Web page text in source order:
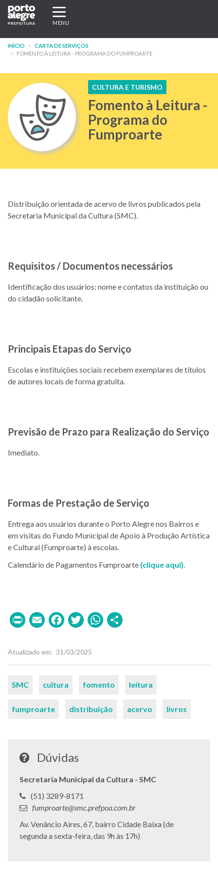
Pular
para
conteúdo
principal
Expandir/recolher
navegação
MENU
INÍCIO
CARTA DE SERVIÇOS
FOMENTO À LEITURA - PROGRAMA DO FUMPROARTE
CULTURA E TURISMO
Fomento à Leitura -
Programa do
Fumproarte
Distribuição orientada de acervo de livros publicados pela
Secretaria Municipal da Cultura (SMC).
Requisitos / Documentos necessários
Identificação dos usuários: nome e contatos da instituição ou
do cidadão solicitante.
Principais Etapas do Serviço
Escolas e instituições sociais recebem exemplares de títulos
de autores locais de forma gratuita.
Previsão de Prazo para Realização do Serviço
Imediato.
Formas de Prestação de Serviço
Entrega aos usuários durante o Porto Alegre nos Bairros e
em visitas do Fundo Municipal de Apoio à Produção Artística
e Cultural (Fumproarte) à escolas.
Calendário de Pagamentos Fumproarte (clique aqui).
PrintEmailFacebook
TwitterWhatsApp
Atualizado em 31/03/2025
Palavras-
SMC cultura fomento leitura
fumproarte distribuição acervo livros
Dúvidas
Secretaria Municipal da Cultura - SMC
Telefone:
(51) 3289-8171
E-
fumproarte@smc.prefpoa.com.br
Endereço:
Av. Venâncio Aires, 67, bairro Cidade Baixa (de
segunda a sexta-feira, das 9h às 17h)